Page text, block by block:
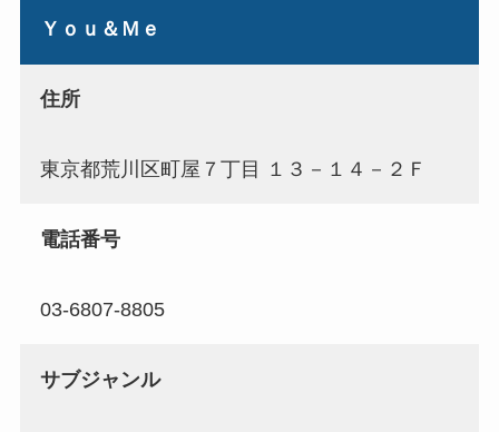
Ｙｏｕ＆Ｍｅ
住所
東京都荒川区町屋７丁目 １３－１４－２Ｆ
電話番号
03-6807-8805
サブジャンル